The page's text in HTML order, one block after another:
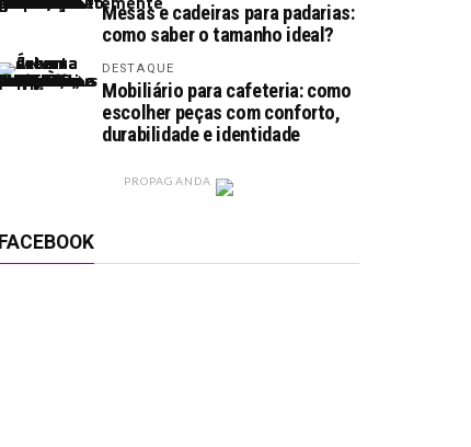
Mesas e cadeiras para padarias:
como saber o tamanho ideal?
DESTAQUE
Mobiliário para cafeteria: como
escolher peças com conforto,
durabilidade e identidade
PROPAGANDA
FACEBOOK